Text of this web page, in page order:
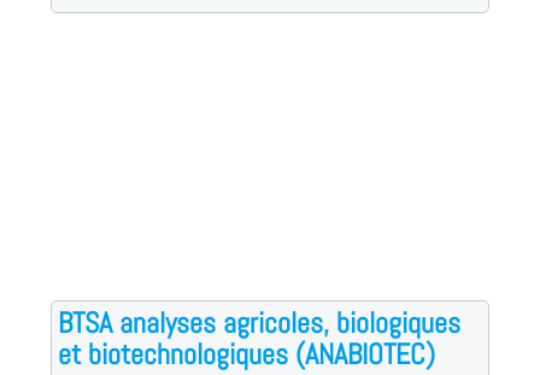
BTSA analyses agricoles, biologiques
et biotechnologiques (ANABIOTEC)